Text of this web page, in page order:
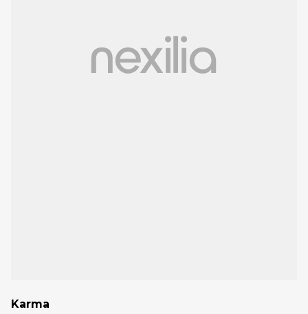
Karma